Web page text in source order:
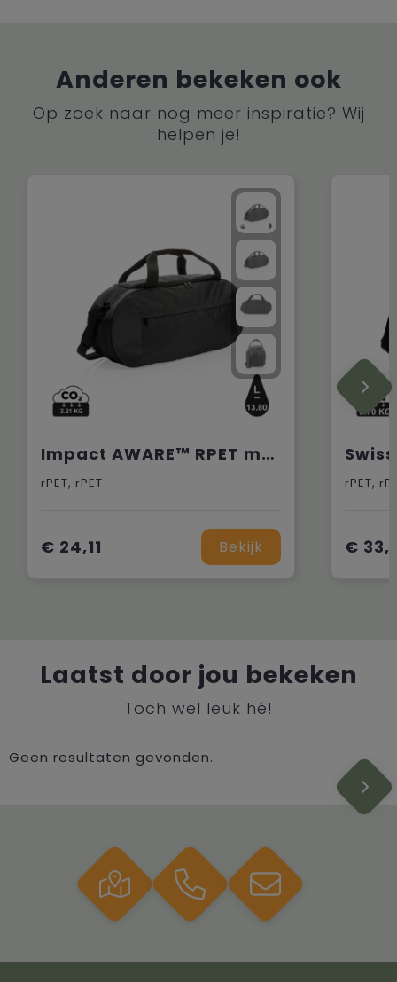
Anderen bekeken ook
Op zoek naar nog meer inspiratie? Wij
helpen je!
Impact AWARE™ RPET moderne sporttas
rPET, rPET
€ 24,11 Bekijk
rPET,
€
Laatst door jou bekeken
Toch wel leuk hé!
Geen resultaten gevonden.